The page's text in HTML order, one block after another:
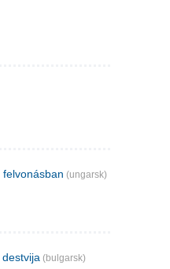
(ungarsk)
(bulgarsk)